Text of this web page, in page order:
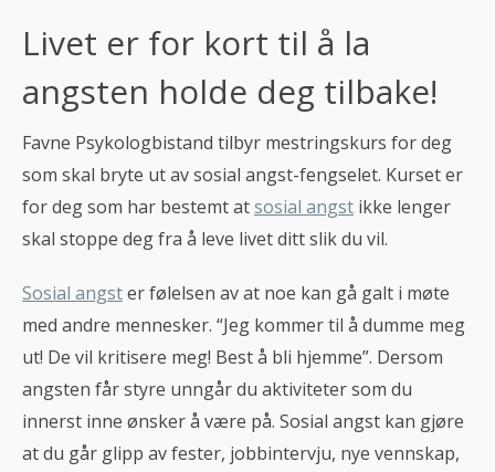
Livet er for kort til å la
angsten holde deg tilbake!
Favne Psykologbistand tilbyr mestringskurs for deg
som skal bryte ut av sosial angst-fengselet. Kurset er
for deg som har bestemt atsosial angst ikke lenger
skal stoppe deg fra å leve livet ditt slik du vil.
Sosial angster følelsen av at noe kan gå galt i møte
med andre mennesker. “Jeg kommer til å dumme meg
ut! De vil kritisere meg! Best å bli hjemme”. Dersom
angsten får styre unngår du aktiviteter som du
innerst inne ønsker å være på. Sosial angst kan gjøre
at du går glipp av fester, jobbintervju, nye vennskap,